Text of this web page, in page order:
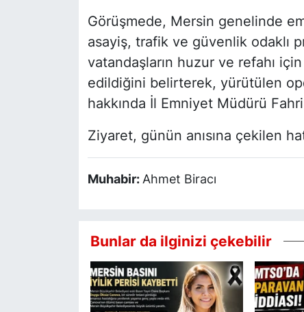
Görüşmede, Mersin genelinde
asayiş, trafik ve güvenlik odaklı
vatandaşların huzur ve refahı
edildiğini belirterek, yürütülen
hakkında İl Emniyet Müdürü
Ziyaret, günün anısına çekilen
Muhabir: Ahmet Biracı
Bunlar da ilginizi çekebilir